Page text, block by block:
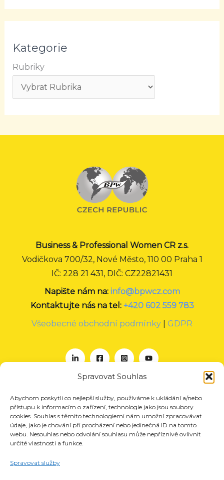
Spravovat Souhlas
Abychom poskytli co nejlepší služby, používáme k ukládání a/nebo
přístupu k informacím o zařízení, technologie jako jsou soubory
cookies. Souhlas s těmito technologiemi nám umožní zpracovávat
údaje, jako je chování při procházení nebo jedinečná ID na tomto
webu. Nesouhlas nebo odvolání souhlasu může nepříznivě ovlivnit
určité vlastnosti a funkce.
Spravovat služby
Kategorie
Rubriky
Business & Professional Women CR z.s.
Vodičkova 700/32, Nové Město, 110 00 Praha 1
IČ: 228 21 431, DIČ: CZ22821431
Napište nám na: info@bpwcz.com
Kontaktujte nás na tel: +420 602 559 783
Všeobecné obchodní podmínky
GDPR
O nás
Projekty
Členství